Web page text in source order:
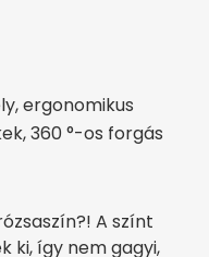
ergonomikus
360 °-os forgás
A színt
ki, így nem gagyi,